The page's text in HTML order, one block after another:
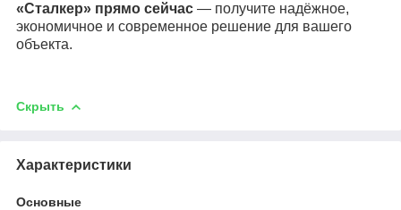
«Сталкер» прямо сейчас — получите надёжное,
экономичное и современное решение для вашего
объекта.
Скрыть
Характеристики
Основные